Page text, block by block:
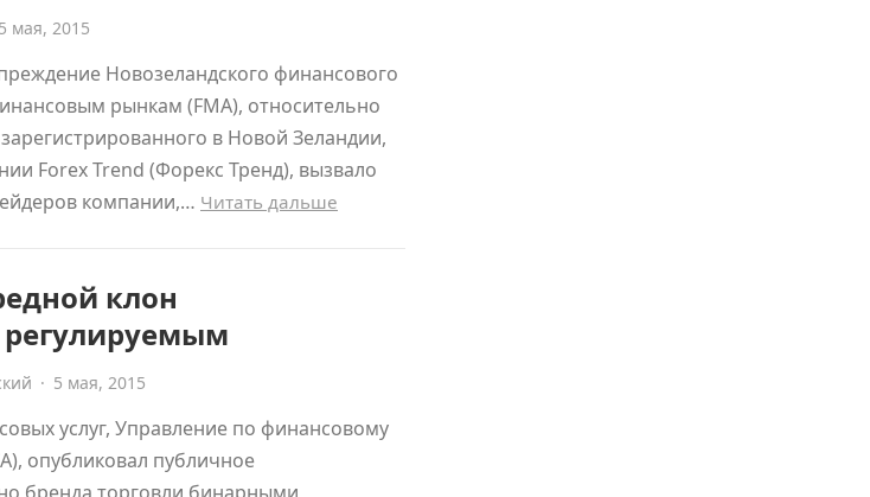
5 мая, 2015
Новозеландского финансового
рынкам (FMA), относительно
в Новой Зеландии,
Forex Trend (Форекс Тренд), вызвало
компании,… Читать дальше
клон
· 5 мая, 2015
услуг, Управление по финансовому
опубликовал публичное